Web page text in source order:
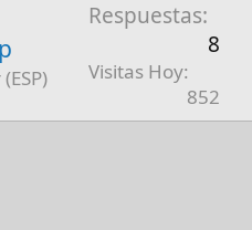
Respuestas
8
Visitas Hoy
852